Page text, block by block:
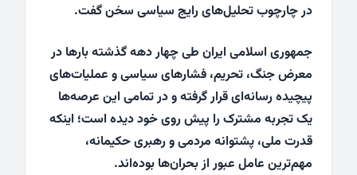
در چارچوب تحلیل‌های رایج سیاسی سخن گفت.
جمهوری اسلامی ایران طی چهار دهه گذشته بارها در
معرض جنگ، تحریم، فشارهای سیاسی و عملیات‌های
پیچیده رسانه‌ای قرار گرفته و در تمامی این عرصه‌ها
یک تجربه مشترک را پیش روی خود دیده است؛ اینکه
قدرت ملی، پشتوانه مردمی و رهبری حکیمانه،
مهم‌ترین عامل عبور از بحران‌ها بوده‌اند.